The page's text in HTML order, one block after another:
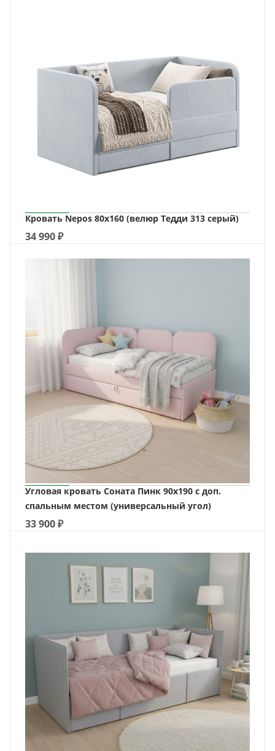
Кровать Nepos 80х160 (велюр Тедди 313 серый)
34 990₽
Угловая кровать Соната Пинк 90х190 с доп.
спальным местом (универсальный угол)
33 900₽